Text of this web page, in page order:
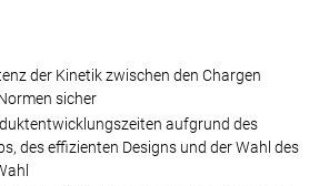
der Kinetik zwischen den Chargen
sicher
aufgrund des
des effizienten Designs und der Wahl des